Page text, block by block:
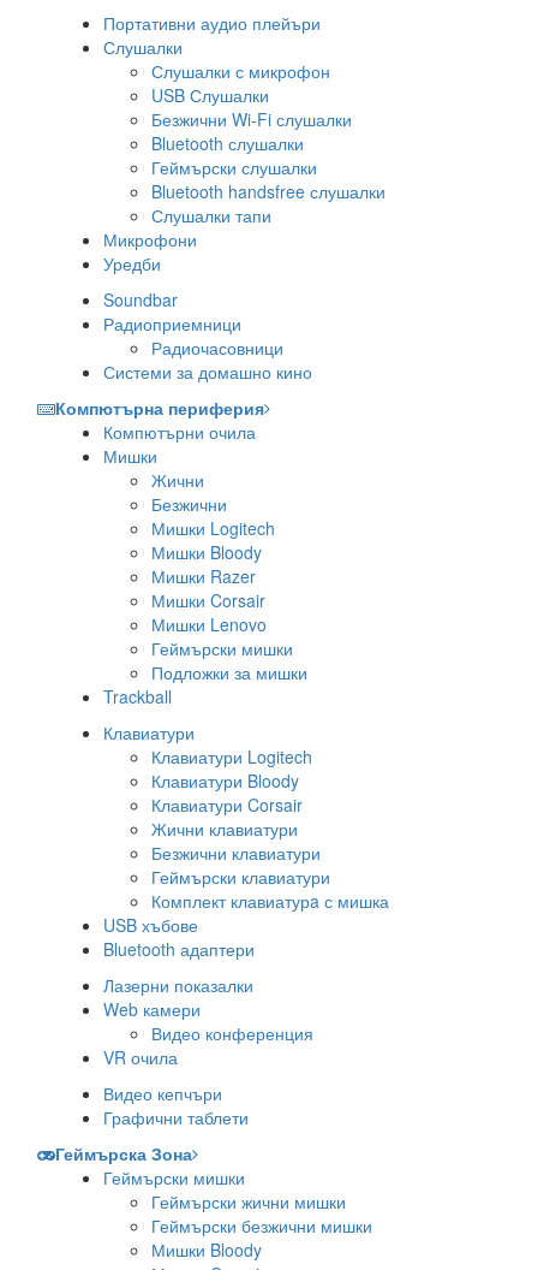
Портативни аудио плейъри
Слушалки
Слушалки с микрофон
USB Слушалки
Безжични Wi-Fi слушалки
Bluetooth слушалки
Геймърски слушалки
Bluetooth handsfree слушалки
Слушалки тапи
Микрофони
Уредби
Soundbar
Радиоприемници
Радиочасовници
Системи за домашно кино
Компютърна периферия
Компютърни очила
Мишки
Жични
Безжични
Мишки Logitech
Мишки Bloody
Мишки Razer
Мишки Corsair
Мишки Lenovo
Геймърски мишки
Подложки за мишки
Trackball
Клавиатури
Клавиатури Logitech
Клавиатури Bloody
Клавиатури Corsair
Жични клавиатури
Безжични клавиатури
Геймърски клавиатури
Комплект клавиатурa с мишка
USB хъбове
Bluetooth адаптери
Лазерни показалки
Web камери
Видео конференция
VR очила
Видео кепчъри
Графични таблети
Геймърска Зона
Геймърски мишки
Геймърски жични мишки
Геймърски безжични мишки
Мишки Bloody